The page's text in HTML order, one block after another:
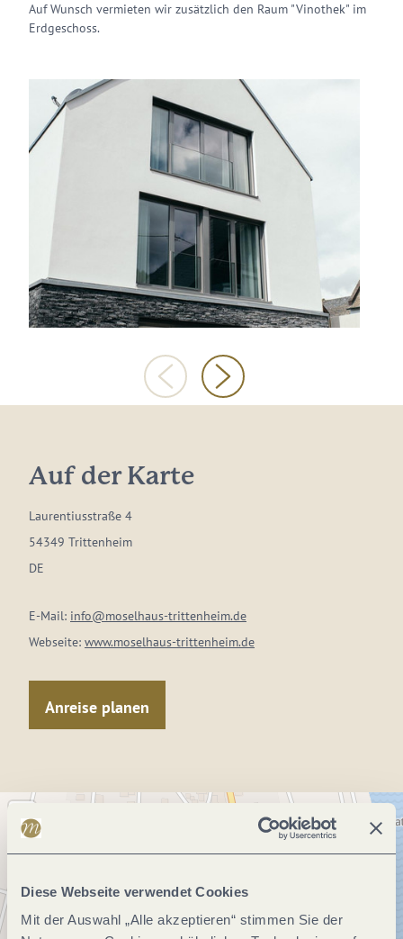
Diese Webseite verwendet Cookies
Mit der Auswahl „Alle akzeptieren“ stimmen Sie der
Auf Wunsch vermieten wir zusätzlich den Raum "Vinothek" im
Erdgeschoss.
Auf der Karte
Laurentiusstraße 4
54349 Trittenheim
DE
E-Mail: info@moselhaus-trittenheim.de
Webseite: www.moselhaus-trittenheim.de
Anreise planen